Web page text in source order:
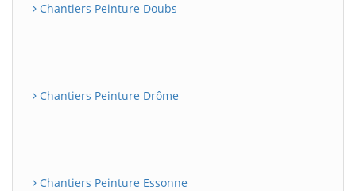
Chantiers Peinture Doubs
Chantiers Peinture Drôme
Chantiers Peinture Essonne